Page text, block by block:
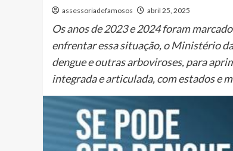
assessoriadefamosos abril 25, 2025
Os anos de 2023 e 2024 foram
enfrentar essa situação, o Ministério
dengue e outras arboviroses, para
integrada e articulada, com estados e